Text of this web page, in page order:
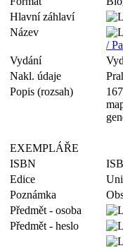
Hlavní záhlaví
Název
/
Vydání
Nakl. údaje
Popis (rozsah)
EXEMPLÁŘE
ISBN
Edice
Poznámka
Předmět - osoba
Předmět - heslo